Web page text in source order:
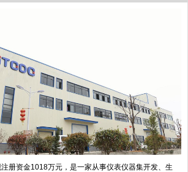
册资金1018万元，是一家从事仪表仪器集开发、生